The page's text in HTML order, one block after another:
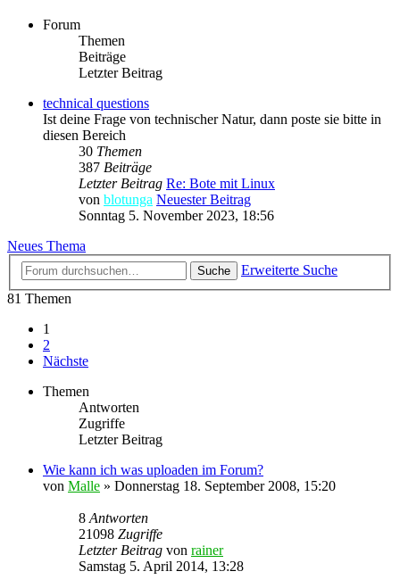
Forum
Themen
Beiträge
Letzter Beitrag
technical questions
Ist deine Frage von technischer Natur, dann poste sie bitte in
diesen Bereich
30 Themen
387 Beiträge
Letzter Beitrag Re: Bote mit Linux
von blotunga Neuester Beitrag
Sonntag 5. November 2023, 18:56
Neues Thema
Suche
Erweiterte Suche
81 Themen
1
2
Nächste
Themen
Antworten
Zugriffe
Letzter Beitrag
Wie kann ich was uploaden im Forum?
von Malle » Donnerstag 18. September 2008, 15:20
8 Antworten
21098 Zugriffe
Letzter Beitrag von rainer
Samstag 5. April 2014, 13:28